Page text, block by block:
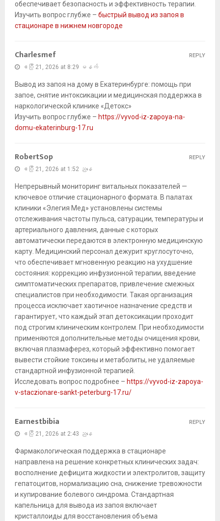
обеспечивает безопасность и эффективность терапии.
Изучить вопрос глубже – быстрый вывод из запоя в
стационаре в нижнем новгороде
Charlesmef
ဧပြီ 21, 2026 at 8:29 မနက်
Вывод из запоя на дому в Екатеринбурге: помощь при
запое, снятие интоксикации и медицинская поддержка в
наркологической клинике «Детокс»
Изучить вопрос глубже – https://vyvod-iz-zapoya-na-
domu-ekaterinburg-17.ru
REPLY
RobertSop
ဧပြီ 21, 2026 at 1:52 ညနေ
Непрерывный мониторинг витальных показателей —
ключевое отличие стационарного формата. В палатах
клиники «Элегия Мед» установлены системы
отслеживания частоты пульса, сатурации, температуры и
артериального давления, данные с которых
автоматически передаются в электронную медицинскую
карту. Медицинский персонал дежурит круглосуточно,
что обеспечивает мгновенную реакцию на ухудшение
состояния: коррекцию инфузионной терапии, введение
симптоматических препаратов, привлечение смежных
специалистов при необходимости. Такая организация
процесса исключает хаотичное назначение средств и
гарантирует, что каждый этап детоксикации проходит
под строгим клиническим контролем. При необходимости
применяются дополнительные методы очищения крови,
включая плазмаферез, который эффективно помогает
вывести стойкие токсины и метаболиты, не удаляемые
стандартной инфузионной терапией.
Исследовать вопрос подробнее – https://vyvod-iz-zapoya-
v-staczionare-sankt-peterburg-17.ru/
REPLY
Earnestbibia
ဧပြီ 21, 2026 at 2:43 ညနေ
Фармакологическая поддержка в стационаре
направлена на решение конкретных клинических задач:
восполнение дефицита жидкости и электролитов, защиту
гепатоцитов, нормализацию сна, снижение тревожности
и купирование болевого синдрома. Стандартная
капельница для вывода из запоя включает
кристаллоиды для восстановления объема
REPLY